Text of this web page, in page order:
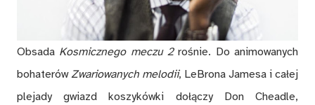
Obsada Kosmicznego meczu 2rośnie. Do animowanych
bohaterówZwariowanych melodii, LeBrona Jamesa i całej
plejady gwiazd koszykówki dołączy Don Cheadle,